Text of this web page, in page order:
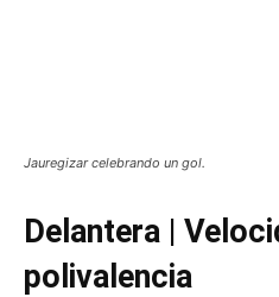
Jauregizar celebrando un gol.
Delantera |
polivalencia